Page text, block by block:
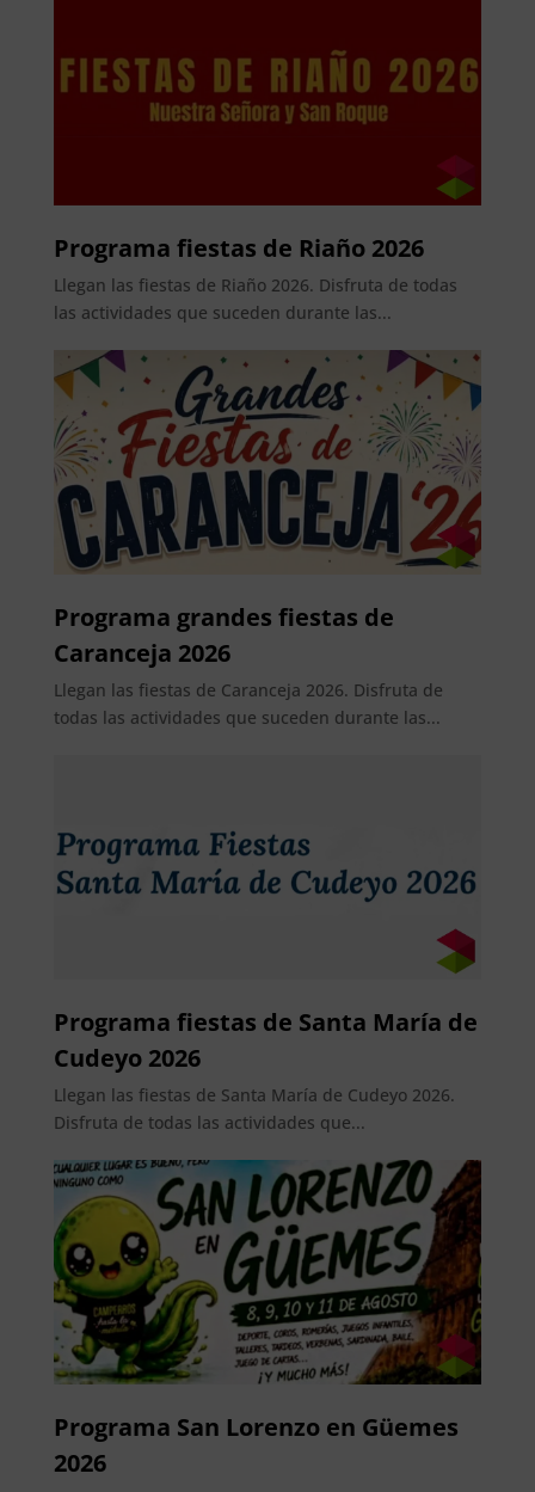
Programa fiestas de Riaño 2026
Llegan las fiestas de Riaño 2026. Disfruta de todas
las actividades que suceden durante las...
Programa grandes fiestas de
Caranceja 2026
Llegan las fiestas de Caranceja 2026. Disfruta de
todas las actividades que suceden durante las...
Programa fiestas de Santa María de
Cudeyo 2026
Llegan las fiestas de Santa María de Cudeyo 2026.
Disfruta de todas las actividades que...
Programa San Lorenzo en Güemes
2026